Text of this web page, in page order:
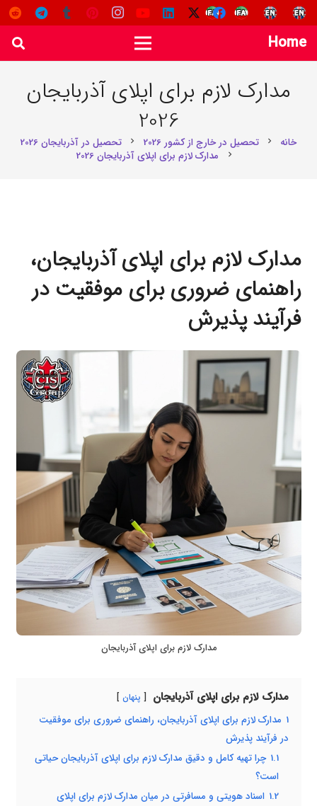
Home
مدارک لازم برای اپلای آذربایجان
2026
خانه chevron_right تحصیل در خارج از کشور 2026 chevron_right تحصیل در آذربایجان 2026
chevron_right مدارک لازم برای اپلای آذربایجان 2026
مدارک لازم برای اپلای آذربایجان،
راهنمای ضروری برای موفقیت در
فرآیند پذیرش
مدارک لازم برای اپلای آذربایجان
مدارک لازم برای اپلای آذربایجان پنهان
1 مدارک لازم برای اپلای آذربایجان، راهنمای ضروری برای موفقیت
در فرآیند پذیرش
1.1 چرا تهیه کامل و دقیق مدارک لازم برای اپلای آذربایجان حیاتی
است؟
1.2 اسناد هویتی و مسافرتی در میان مدارک لازم برای اپلای